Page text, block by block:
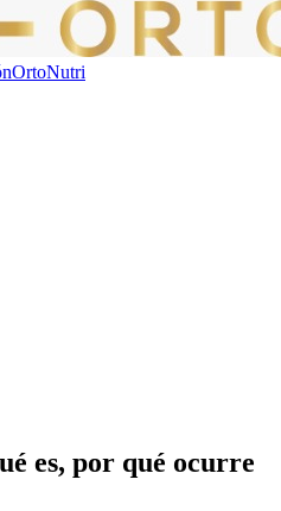
OrtoNutri
es, por qué ocurre